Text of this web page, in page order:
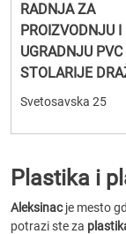
RADNJA ZA
PROIZVODNJU I
UGRADNJU PVC
STOLARIJE
Svetosavska 25
Plastika i
Aleksinacje mesto
potrazi ste za